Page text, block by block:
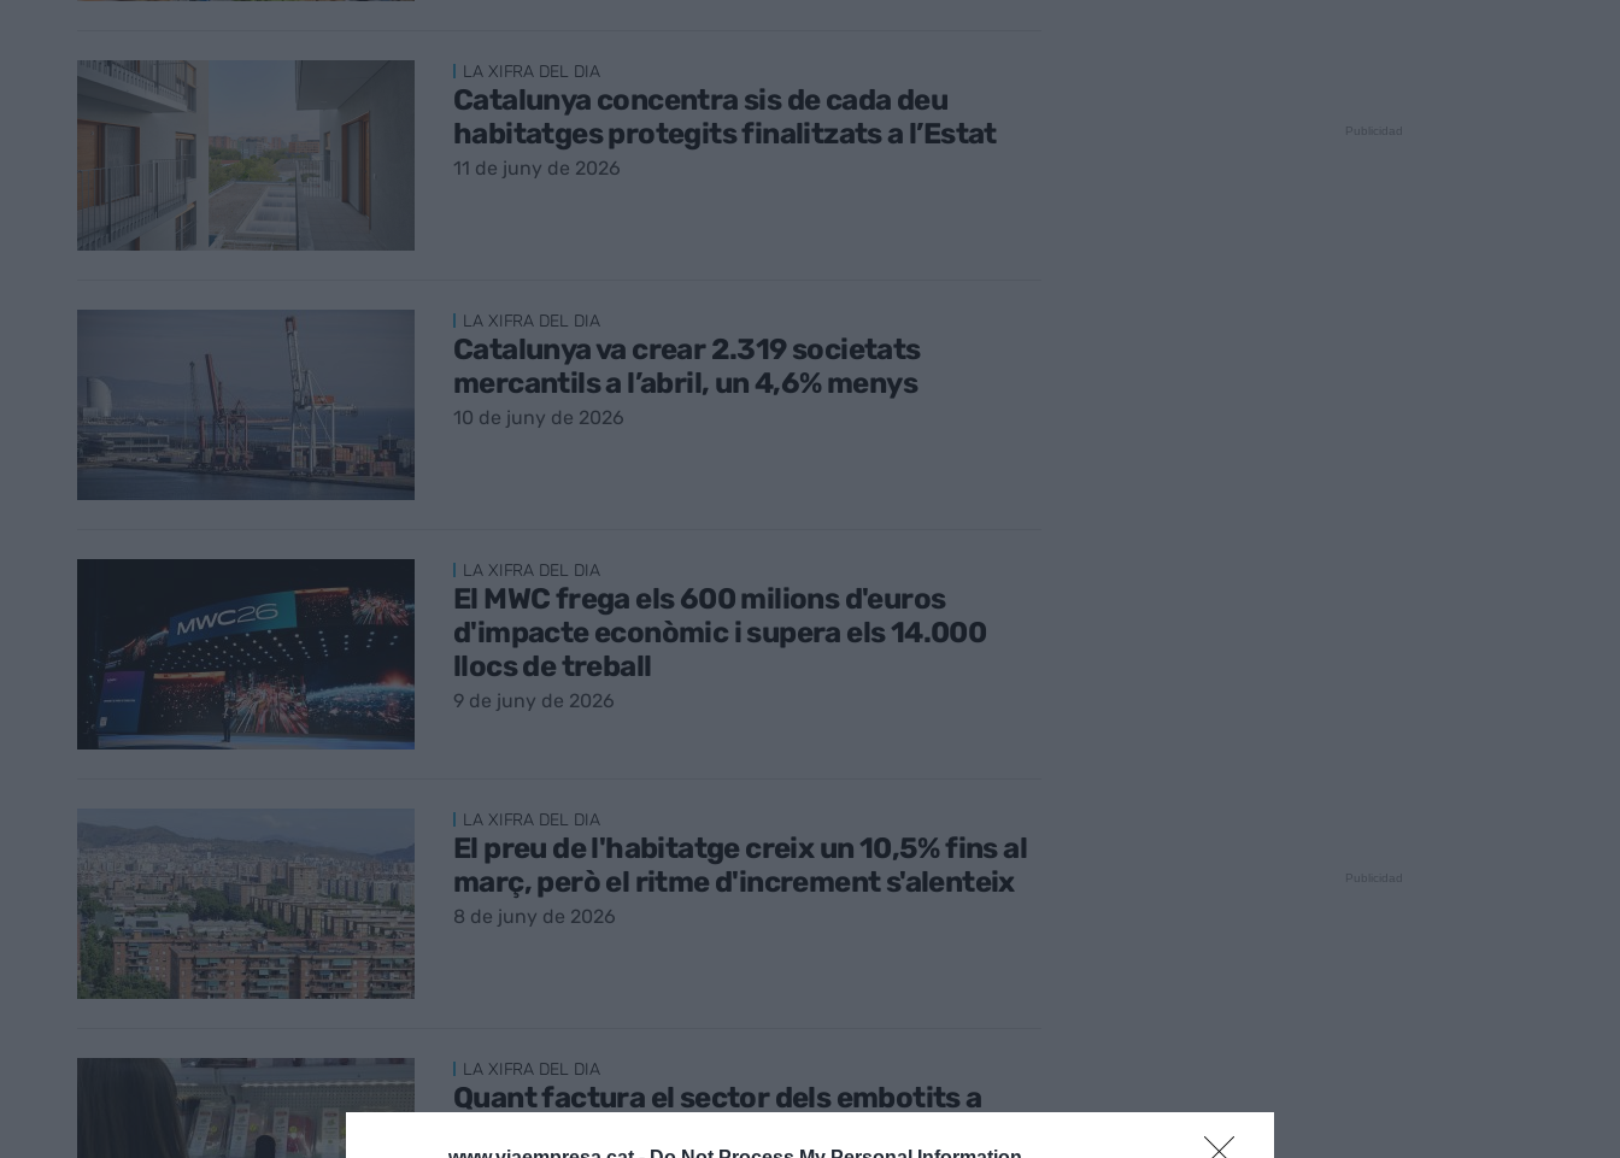
LA XIFRA DEL DIA
Catalunya concentra sis de cada deu
habitatges protegits finalitzats a l’Estat
11 de juny de 2026
LA XIFRA DEL DIA
Catalunya va crear 2.319 societats
mercantils a l’abril, un 4,6% menys
10 de juny de 2026
LA XIFRA DEL DIA
El MWC frega els 600 milions d'euros
d'impacte econòmic i supera els 14.000
llocs de treball
9 de juny de 2026
LA XIFRA DEL DIA
El preu de l'habitatge creix un 10,5% fins al
març, però el ritme d'increment s'alenteix
8 de juny de 2026
LA XIFRA DEL DIA
Quant factura el sector dels embotits a